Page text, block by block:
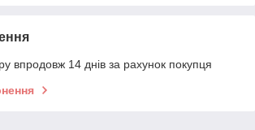
впродовж 14 днів за рахунок покупця